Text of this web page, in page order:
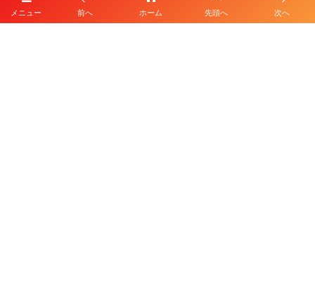
メニュー 前へ ホーム 先頭へ 次へ